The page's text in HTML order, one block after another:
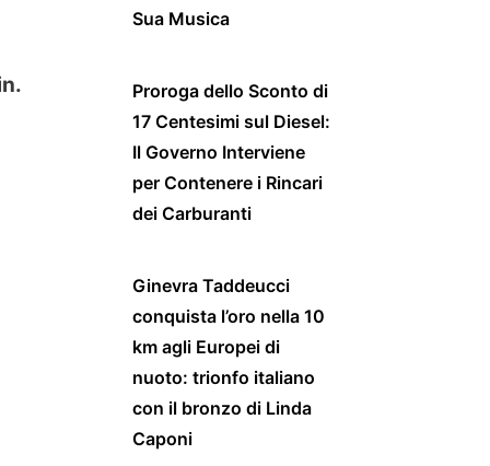
Sua Musica
Proroga dello Sconto di
17 Centesimi sul Diesel:
Il Governo Interviene
per Contenere i Rincari
dei Carburanti
Ginevra Taddeucci
conquista l’oro nella 10
km agli Europei di
nuoto: trionfo italiano
con il bronzo di Linda
Caponi